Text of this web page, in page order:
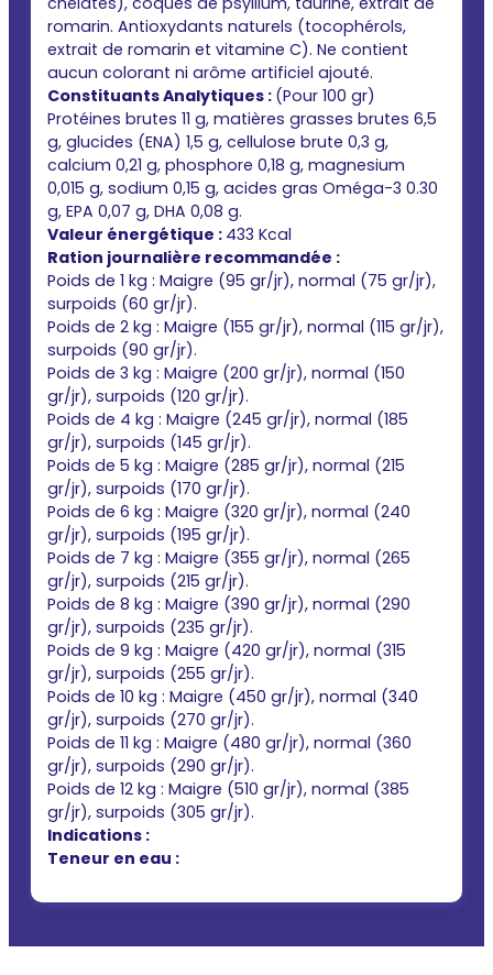
romarin. Antioxydants naturels (tocophérols,
extrait de romarin et vitamine C). Ne contient
aucun colorant ni arôme artificiel ajouté.
Constituants Analytiques : (Pour 100 gr)
Protéines brutes 11 g, matières grasses brutes 6,5
g, glucides (ENA) 1,5 g, cellulose brute 0,3 g,
calcium 0,21 g, phosphore 0,18 g, magnesium
0,015 g, sodium 0,15 g, acides gras Oméga-3 0.30
g, EPA 0,07 g, DHA 0,08 g.
Valeur énergétique : 433 Kcal
Ration journalière recommandée :
Poids de 1 kg : Maigre (95 gr/jr), normal (75 gr/jr),
surpoids (60 gr/jr).
Poids de 2 kg : Maigre (155 gr/jr), normal (115 gr/jr),
surpoids (90 gr/jr).
Poids de 3 kg : Maigre (200 gr/jr), normal (150
gr/jr), surpoids (120 gr/jr).
Poids de 4 kg : Maigre (245 gr/jr), normal (185
gr/jr), surpoids (145 gr/jr).
Poids de 5 kg : Maigre (285 gr/jr), normal (215
gr/jr), surpoids (170 gr/jr).
Poids de 6 kg : Maigre (320 gr/jr), normal (240
gr/jr), surpoids (195 gr/jr).
Poids de 7 kg : Maigre (355 gr/jr), normal (265
gr/jr), surpoids (215 gr/jr).
Poids de 8 kg : Maigre (390 gr/jr), normal (290
gr/jr), surpoids (235 gr/jr).
Poids de 9 kg : Maigre (420 gr/jr), normal (315
gr/jr), surpoids (255 gr/jr).
Poids de 10 kg : Maigre (450 gr/jr), normal (340
gr/jr), surpoids (270 gr/jr).
Poids de 11 kg : Maigre (480 gr/jr), normal (360
gr/jr), surpoids (290 gr/jr).
Poids de 12 kg : Maigre (510 gr/jr), normal (385
gr/jr), surpoids (305 gr/jr).
Indications :
Teneur en eau :